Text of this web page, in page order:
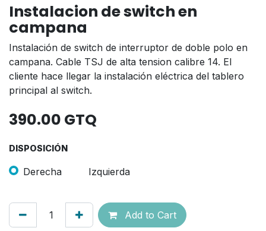
Instalacion de switch en
campana
Instalación de switch de interruptor de doble polo en
campana. Cable TSJ de alta tension calibre 14. El
cliente hace llegar la instalación eléctrica del tablero
principal al switch.
390.00 GTQ
DISPOSICIÓN
Derecha Izquierda
Add to Cart